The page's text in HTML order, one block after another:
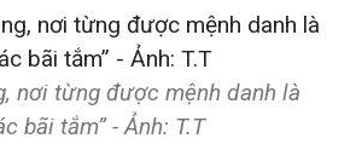
nơi từng được mệnh danh là
bãi tắm” - Ảnh: T.T​